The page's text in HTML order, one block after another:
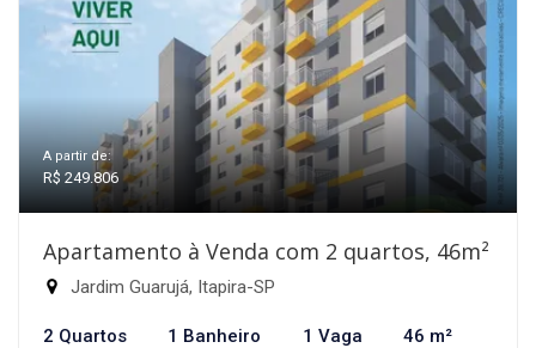
A partir de:
R$ 249.806
Apartamento à Venda com 2 quartos, 46m²
Jardim Guarujá, Itapira-SP
2 Quartos 1 Banheiro 1 Vaga 46 m²